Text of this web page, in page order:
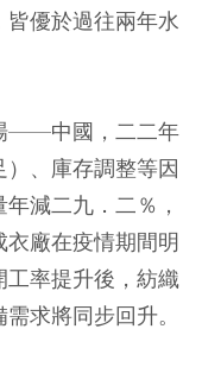
優於過往兩年水
——中國，二二年
、庫存調整等因
減二九．二％，
廠在疫情期間明
率提升後，紡織
求將同步回升。